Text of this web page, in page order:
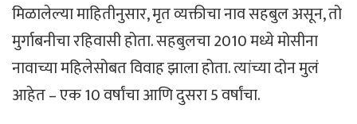
मिळालेल्या माहितीनुसार, मृत व्यक्तीचा नाव सहबुल असून, तो
मुर्गाबनीचा रहिवासी होता. सहबुलचा 2010 मध्ये मोसीना
नावाच्या महिलेसोबत विवाह झाला होता. त्यांच्या दोन मुलं
आहेत – एक 10 वर्षांचा आणि दुसरा 5 वर्षांचा.